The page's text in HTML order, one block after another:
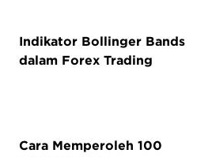
Indikator Bollinger Bands
dalam Forex Trading
Cara Memperoleh 100